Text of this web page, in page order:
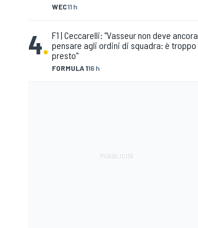
WEC11 h
4.
FORMULA 116 h
F1 | Ceccarelli: "Vasseur non deve ancora
pensare agli ordini di squadra: è troppo
presto"